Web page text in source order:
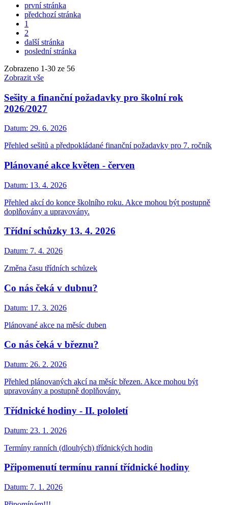
první stránka
předchozí stránka
1
2
další stránka
poslední stránka
Zobrazeno 1-30 ze 56
Zobrazit vše
Sešity a finanční požadavky pro školní rok
2026/2027
Datum: 29. 6. 2026
Přehled sešitů a předpokládané finanční požadavky pro 7. ročník
Plánované akce květen - červen
Datum: 13. 4. 2026
Přehled akcí do konce školního roku. Akce mohou být postupně
doplňovány a upravovány.
Třídní schůzky 13. 4. 2026
Datum: 7. 4. 2026
Změna času třídních schůzek
Co nás čeká v dubnu?
Datum: 17. 3. 2026
Plánované akce na měsíc duben
Co nás čeká v březnu?
Datum: 26. 2. 2026
Přehled plánovaných akcí na měsíc březen. Akce mohou být
upravovány a postupně doplňovány.
Třídnické hodiny - II. pololetí
Datum: 23. 1. 2026
Termíny ranních (dlouhých) třídnických hodin
Připomenutí termínu ranní třídnické hodiny
Datum: 7. 1. 2026